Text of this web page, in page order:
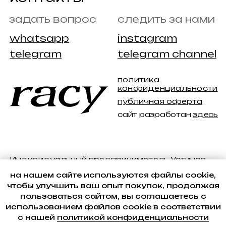
на нашем сайте используются файлы cookie,
чтобы улучшить ваш опыт покупок, продолжая
пользоваться сайтом, вы соглашаетесь с
использованием файлов cookie в соответствии
с нашей политикой конфиденциальности